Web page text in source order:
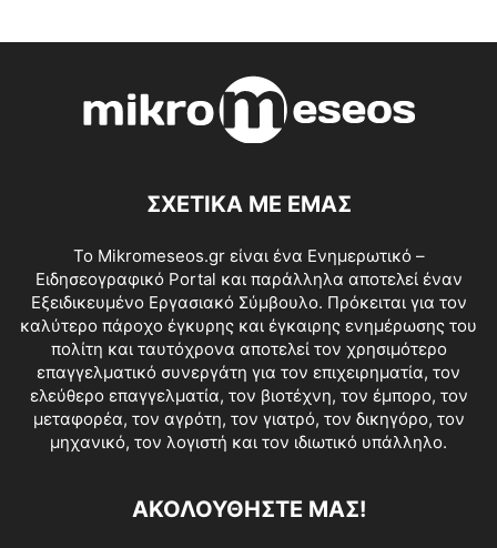
ΣΧΕΤΙΚΑ ΜΕ ΕΜΑΣ
Το Mikromeseos.gr είναι ένα Ενημερωτικό –
Ειδησεογραφικό Portal και παράλληλα αποτελεί έναν
Εξειδικευμένο Εργασιακό Σύμβουλο. Πρόκειται για τον
καλύτερο πάροχο έγκυρης και έγκαιρης ενημέρωσης του
πολίτη και ταυτόχρονα αποτελεί τον χρησιμότερο
επαγγελματικό συνεργάτη για τον επιχειρηματία, τον
ελεύθερο επαγγελματία, τον βιοτέχνη, τον έμπορο, τον
μεταφορέα, τον αγρότη, τον γιατρό, τον δικηγόρο, τον
μηχανικό, τον λογιστή και τον ιδιωτικό υπάλληλο.
ΑΚΟΛΟΥΘΗΣΤΕ ΜΑΣ!